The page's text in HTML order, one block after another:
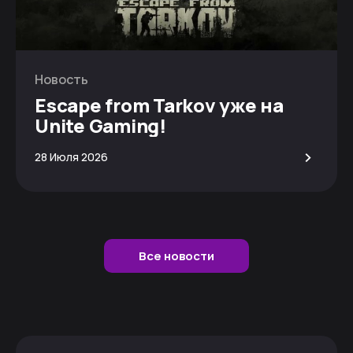
Новость
Escape from Tarkov уже на
Unite Gaming!
28 Июля 2026 >
Все новости